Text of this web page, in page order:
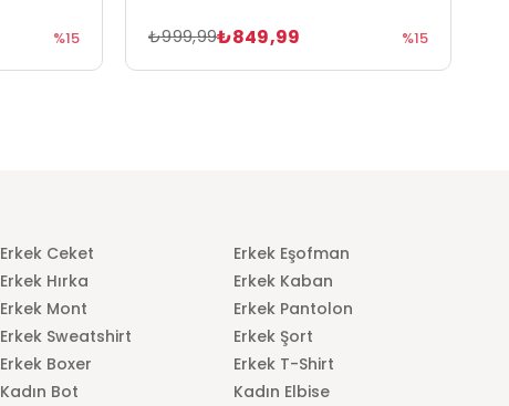
%15 ₺849,99
₺999,99 %15
Erkek Ceket
Erkek Eşofman
Erkek Hırka
Erkek Kaban
Erkek Mont
Erkek Pantolon
Erkek Sweatshirt
Erkek Şort
Erkek Boxer
Erkek T-Shirt
Kadın Bot
Kadın Elbise